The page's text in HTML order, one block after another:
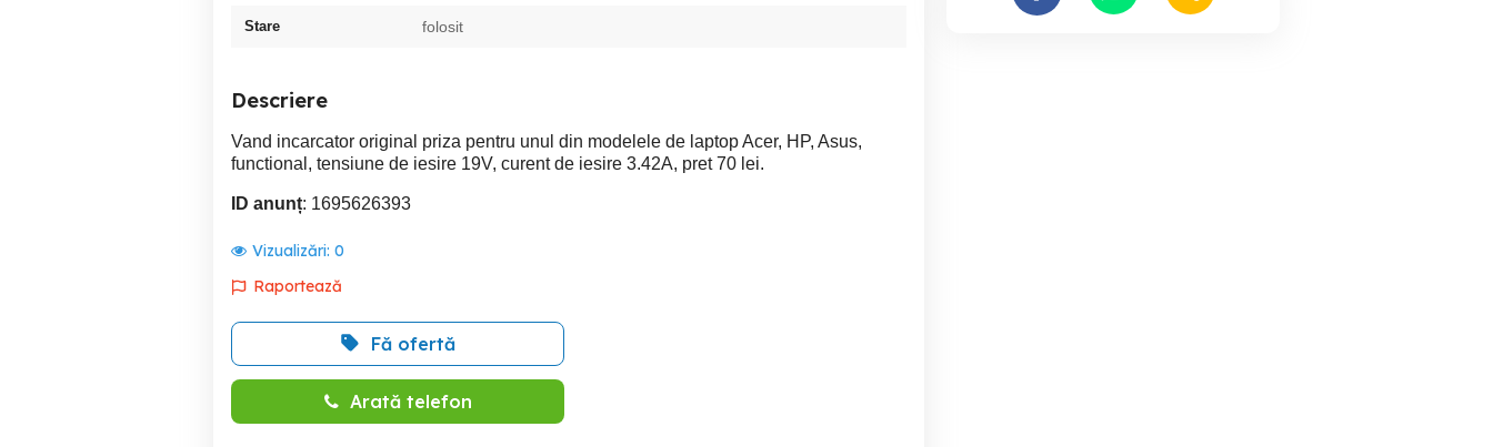
Stare folosit
Descriere
Vand incarcator original priza pentru unul din modelele de laptop Acer, HP, Asus,
functional, tensiune de iesire 19V, curent de iesire 3.42A, pret 70 lei.
ID anunț: 1695626393
Vizualizări: 0
Raportează
Fă ofertă
Arată telefon